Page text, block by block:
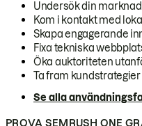
Undersök din marknad
Kom i kontakt med
Skapa engagerande
Fixa tekniska
Öka auktoriteten
Ta fram kundstrategier
Se alla
PROVA SEMRUSH ONE